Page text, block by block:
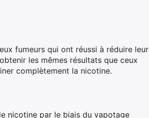
fumeurs qui ont réussi à réduire leur
les mêmes résultats que ceux
complètement la nicotine.
nicotine par le biais du vapotage